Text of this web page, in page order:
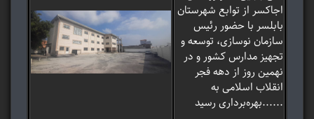
اجاکسر از توابع شهرستان
بابلسر با حضور رئیس
سازمان نوسازی، توسعه و
تجهیز مدارس کشور و در
نهمین روز از دهه فجر
انقلاب اسلامی به
بهره‌برداری رسید......